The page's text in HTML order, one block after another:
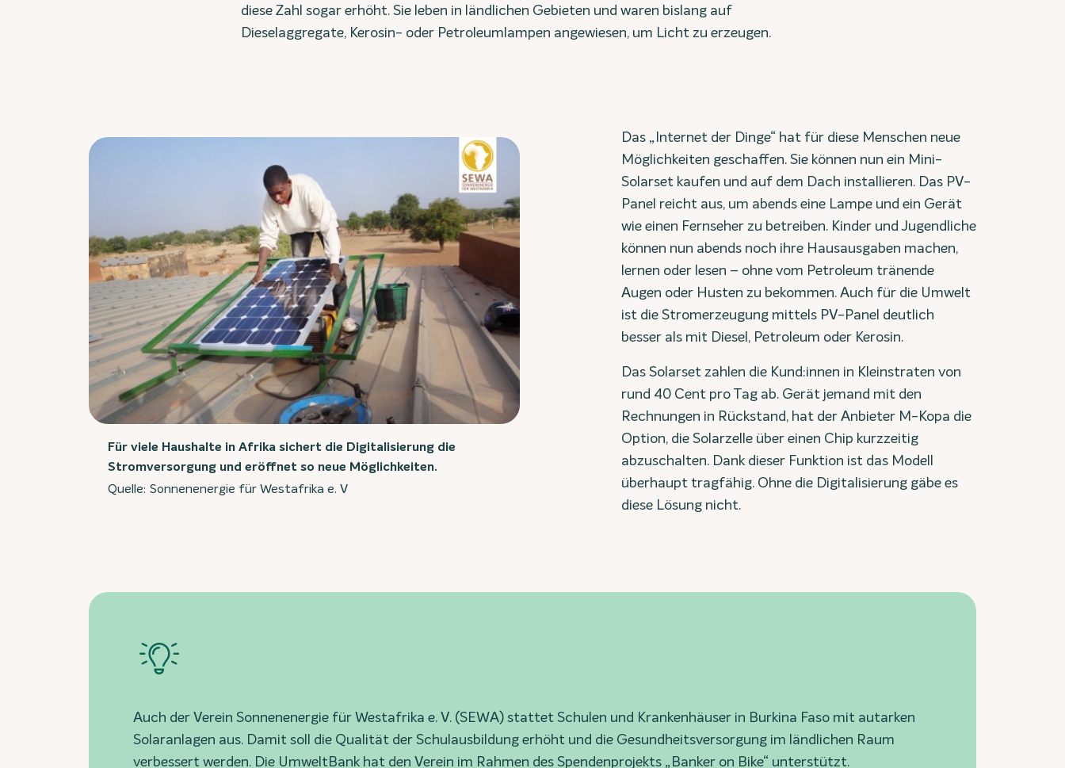
diese Zahl sogar erhöht. Sie leben in ländlichen Gebieten und waren bislang auf
Dieselaggregate, Kerosin- oder Petroleumlampen angewiesen, um Licht zu erzeugen.
Für viele Haushalte in Afrika sichert die Digitalisierung die
Stromversorgung und eröffnet so neue Möglichkeiten.
Quelle: Sonnenenergie für Westafrika e. V
Das „Internet der Dinge“ hat für diese Menschen neue
Möglichkeiten geschaffen. Sie können nun ein Mini-
Solarset kaufen und auf dem Dach installieren. Das PV-
Panel reicht aus, um abends eine Lampe und ein Gerät
wie einen Fernseher zu betreiben. Kinder und Jugendliche
können nun abends noch ihre Hausausgaben machen,
lernen oder lesen – ohne vom Petroleum tränende
Augen oder Husten zu bekommen. Auch für die Umwelt
ist die Stromerzeugung mittels PV-Panel deutlich
besser als mit Diesel, Petroleum oder Kerosin.
Das Solarset zahlen die Kund:innen in Kleinstraten von
rund 40 Cent pro Tag ab. Gerät jemand mit den
Rechnungen in Rückstand, hat der Anbieter M-Kopa die
Option, die Solarzelle über einen Chip kurzzeitig
abzuschalten. Dank dieser Funktion ist das Modell
überhaupt tragfähig. Ohne die Digitalisierung gäbe es
diese Lösung nicht.
Auch der Verein Sonnenenergie für Westafrika e. V. (SEWA) stattet Schulen und Krankenhäuser in Burkina Faso mit autarken
Solaranlagen aus. Damit soll die Qualität der Schulausbildung erhöht und die Gesundheitsversorgung im ländlichen Raum
verbessert werden. Die UmweltBank hat den Verein im Rahmen des Spendenprojekts „Banker on Bike“ unterstützt.